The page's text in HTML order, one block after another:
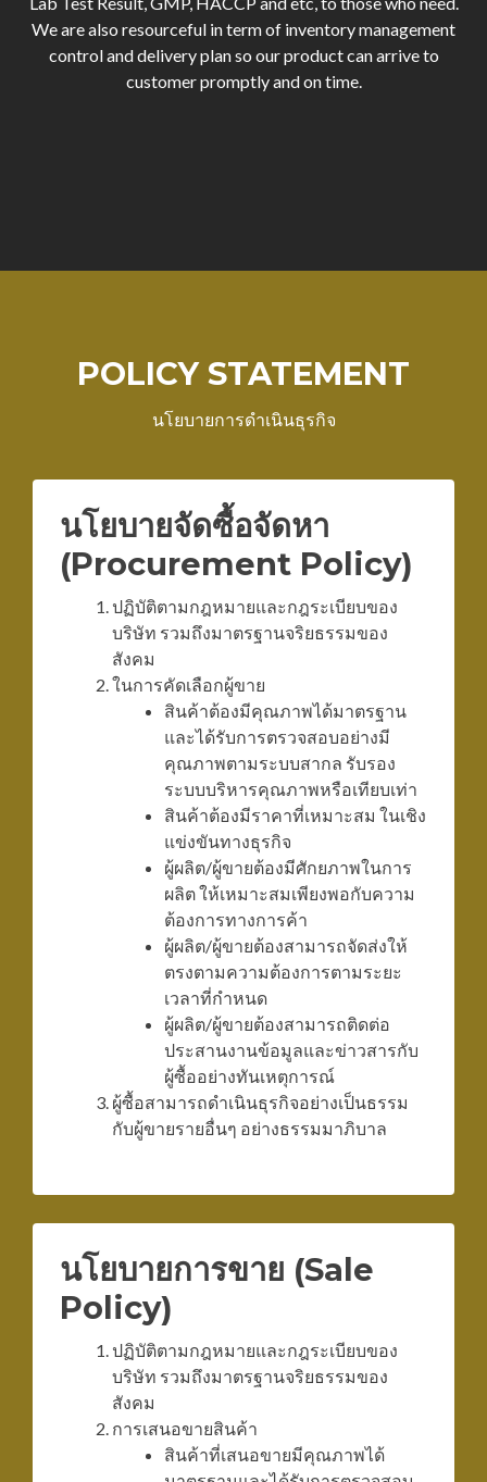
We are also resourceful in term of inventory management
control and delivery plan so our product can arrive to
customer promptly and on time.
POLICY STATEMENT
นโยบายการดำเนินธุรกิจ
นโยบายจัดซื้อจัดหา
(Procurement Policy)
ปฏิบัติตามกฎหมายและกฎระเบียบของ
บริษัท รวมถึงมาตรฐานจริยธรรมของ
สังคม
ในการคัดเลือกผู้ขาย
สินค้าต้องมีคุณภาพได้มาตรฐาน
และได้รับการตรวจสอบอย่างมี
คุณภาพตามระบบสากล รับรอง
ระบบบริหารคุณภาพหรือเทียบเท่า
สินค้าต้องมีราคาที่เหมาะสม ในเชิง
แข่งขันทางธุรกิจ
ผู้ผลิต/ผู้ขายต้องมีศักยภาพในการ
ผลิต ให้เหมาะสมเพียงพอกับความ
ต้องการทางการค้า
ผู้ผลิต/ผู้ขายต้องสามารถจัดส่งให้
ตรงตามความต้องการตามระยะ
เวลาที่กำหนด
ผู้ผลิต/ผู้ขายต้องสามารถติดต่อ
ประสานงานข้อมูลและข่าวสารกับ
ผู้ซื้ออย่างทันเหตุการณ์
ผู้ซื้อสามารถดำเนินธุรกิจอย่างเป็นธรรม
กับผู้ขายรายอื่นๆ อย่างธรรมมาภิบาล
นโยบายการขาย (Sale
Policy)
ปฏิบัติตามกฎหมายและกฎระเบียบของ
บริษัท รวมถึงมาตรฐานจริยธรรมของ
สังคม
การเสนอขายสินค้า
สินค้าที่เสนอขายมีคุณภาพได้